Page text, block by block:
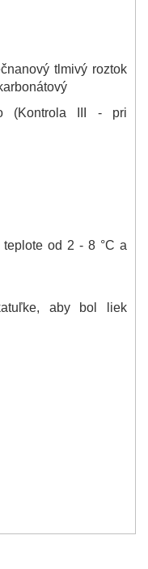
tlmivý roztok
(Kontrola III - pri
od 2 - 8 °C a
aby bol liek